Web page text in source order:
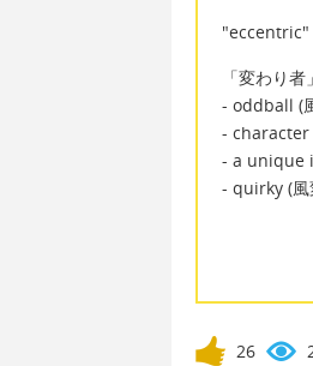
"eccentric"
「変わり
- oddball (
- character
- a unique
- quirky (風
26